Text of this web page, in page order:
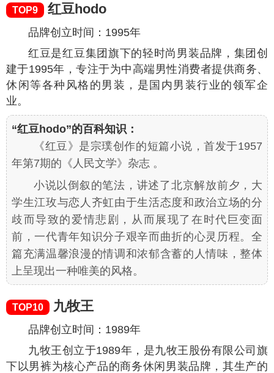
TOP9 红豆hodo
品牌创立时间：1995年
红豆是红豆集团旗下的轻时尚男装品牌，集团创
建于1995年，专注于为中高端男性消费者提供商务、
休闲等各种风格的男装，是国内男装行业的领军企
业。
“红豆hodo”的百科知识：
《红豆》是宗璞创作的短篇小说，首发于1957
年第7期的《人民文学》杂志 。
小说以倒叙的笔法，讲述了北京解放前夕，大
学生江玫与恋人齐虹由于生活态度和政治立场的分
歧而导致的爱情悲剧，从而展现了在时代巨变面
前，一代青年知识分子艰辛而曲折的心灵历程。全
篇充满温馨浪漫的情调和浓郁含蓄的人情味，整体
上呈现出一种唯美的风格。
TOP10 九牧王
品牌创立时间：1989年
九牧王创立于1989年，是九牧王股份有限公司旗
下以男裤为核心产品的商务休闲男装品牌，其生产的